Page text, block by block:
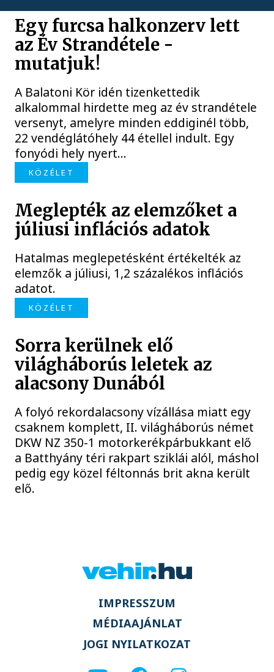
Egy furcsa halkonzerv lett
az Év Strandétele -
mutatjuk!
A Balatoni Kör idén tizenkettedik
alkalommal hirdette meg az év strandétele
versenyt, amelyre minden eddiginél több,
22 vendéglátóhely 44 étellel indult. Egy
fonyódi hely nyert...
KÖZÉLET
Meglepték az elemzőket a
júliusi inflációs adatok
Hatalmas meglepetésként értékelték az
elemzők a júliusi, 1,2 százalékos inflációs
adatot.
KÖZÉLET
Sorra kerülnek elő
világháborús leletek az
alacsony Dunából
A folyó rekordalacsony vízállása miatt egy
csaknem komplett, II. világháborús német
DKW NZ 350-1 motorkerékpárbukkant elő
a Batthyány téri rakpart sziklái alól, máshol
pedig egy közel féltonnás brit akna került
elő.
IMPRESSZUM
MÉDIAAJÁNLAT
JOGI NYILATKOZAT